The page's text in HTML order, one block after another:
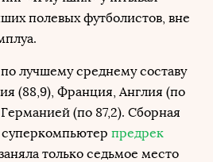
полевых футболистов, вне
лучшему среднему составу
(88,9), Франция, Англия (по
(по 87,2). Сборная
предрек
только седьмое место